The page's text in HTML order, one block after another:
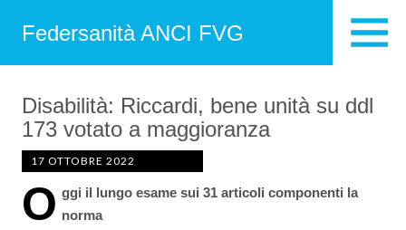
Federsanità ANCI FVG
Disabilità: Riccardi, bene unità su ddl
173 votato a maggioranza
17 OTTOBRE 2022
O ggi il lungo esame sui 31 articoli componenti la
norma